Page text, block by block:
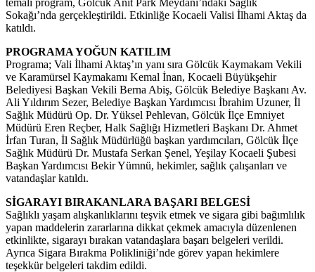
temalı program, Gölcük Anıt Park Meydanı’ndaki Sağlık
Sokağı’nda gerçekleştirildi. Etkinliğe Kocaeli Valisi İlhami Aktaş da
katıldı.
PROGRAMA YOĞUN KATILIM
Programa; Vali İlhami Aktaş’ın yanı sıra Gölcük Kaymakam Vekili
ve Karamürsel Kaymakamı Kemal İnan, Kocaeli Büyükşehir
Belediyesi Başkan Vekili Berna Abiş, Gölcük Belediye Başkanı Av.
Ali Yıldırım Sezer, Belediye Başkan Yardımcısı İbrahim Uzuner, İl
Sağlık Müdürü Op. Dr. Yüksel Pehlevan, Gölcük İlçe Emniyet
Müdürü Eren Reçber, Halk Sağlığı Hizmetleri Başkanı Dr. Ahmet
İrfan Turan, İl Sağlık Müdürlüğü başkan yardımcıları, Gölcük İlçe
Sağlık Müdürü Dr. Mustafa Serkan Şenel, Yeşilay Kocaeli Şubesi
Başkan Yardımcısı Bekir Yümnü, hekimler, sağlık çalışanları ve
vatandaşlar katıldı.
SİGARAYI BIRAKANLARA BAŞARI BELGESİ
Sağlıklı yaşam alışkanlıklarını teşvik etmek ve sigara gibi bağımlılık
yapan maddelerin zararlarına dikkat çekmek amacıyla düzenlenen
etkinlikte, sigarayı bırakan vatandaşlara başarı belgeleri verildi.
Ayrıca Sigara Bırakma Polikliniği’nde görev yapan hekimlere
teşekkür belgeleri takdim edildi.